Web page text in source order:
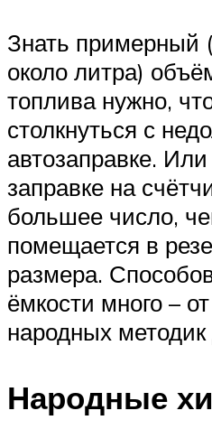
Знать примерный
около литра)
топлива нужно,
столкнуться с
автозаправке.
заправке на
большее число,
помещается в
размера.
ёмкости много –
народных методик
Народные